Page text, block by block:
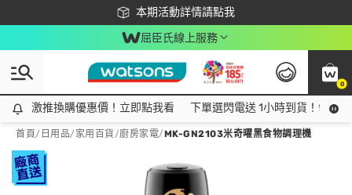
本期活動詳情請點我
下載app最高回饋$350
屈臣氏線上服務
0
激推換購優惠價！立即點我看
激推換購優惠價！立即點我看 下單選閃電送 1小時到貨！領神
首頁/ 日用品/ 家用百貨/廚房家電/MK-GN2103米奇曜黑食物調理機